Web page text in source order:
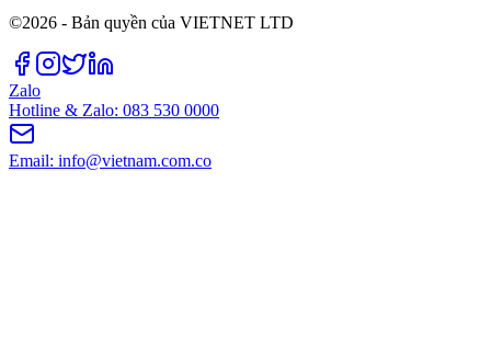
©2026 - Bản quyền của VIETNET LTD
Zalo
Hotline & Zalo: 083 530 0000
Email: info@vietnam.com.co